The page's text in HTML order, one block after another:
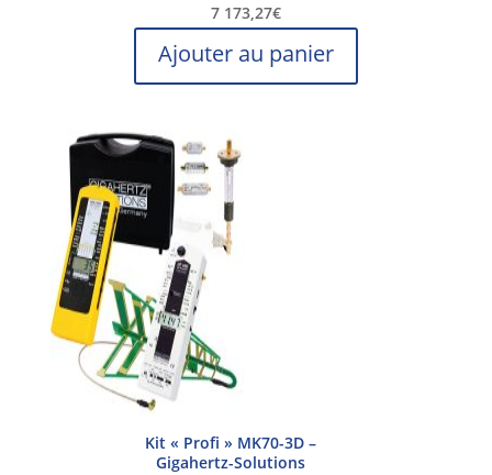
7 173,27€
Ajouter au panier
Kit « Profi » MK70-3D –
Gigahertz-Solutions